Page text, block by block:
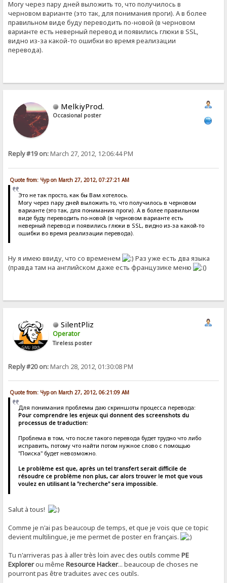
Могу через пару дней выложить то, что получилось в
черновом варианте (это так, для понимания проги). А в более
правильном виде буду переводить по-новой (в черновом
варианте есть неверный перевод и появились глюки в SSL,
видно из-за какой-то ошибки во время реализации
перевода).
MelkiyProd.
Occasional poster
Reply #19 on:March 27, 2012, 12:06:44 PM
Quote from: Чур on March 27, 2012, 07:27:21 AM
Это не так просто, как бы Вам хотелось.
Могу через пару дней выложить то, что получилось в черновом
варианте (это так, для понимания проги). А в более правильном
виде буду переводить по-новой (в черновом варианте есть
неверный перевод и появились глюки в SSL, видно из-за какой-то
ошибки во время реализации перевода).
Ну я имею ввиду, что со временем
Раз уже есть два языка
(правда там на английском даже есть французике меню
)
SilentPliz
Operator
Tireless poster
Reply #20 on:March 28, 2012, 01:30:08 PM
Quote from: Чур on March 27, 2012, 06:21:09 AM
Для понимания проблемы даю скриншоты процесса перевода:
Pour comprendre les enjeux qui donnent des screenshots du
processus de traduction:
Проблема в том, что после такого перевода будет трудно что либо
исправить, потому что найти потом нужное слово с помощью
"Поиска" будет невозможно.
Le problème est que, après un tel transfert serait difficile de
résoudre ce problème non plus, car alors trouver le mot que vous
voulez en utilisant la "recherche" sera impossible.
Salut à tous!
Comme je n'ai pas beaucoup de temps, et que je vois que ce topic
devient multilingue, je me permet de poster en français.
Tu n'arriveras pas à aller très loin avec des outils commePE
Explorerou mêmeResource Hacker... beaucoup de choses ne
pourront pas être traduites avec ces outils.